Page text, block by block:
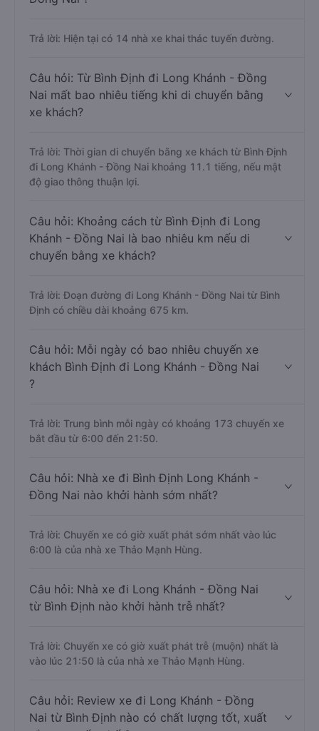
Trả lời: Hiện tại có 14 nhà xe khai thác tuyến đường.
Câu hỏi: Từ Bình Định đi Long Khánh - Đồng
Nai mất bao nhiêu tiếng khi di chuyển bằng
xe khách?
Trả lời: Thời gian di chuyển bằng xe khách từ Bình Định
đi Long Khánh - Đồng Nai khoảng 11.1 tiếng, nếu mật
độ giao thông thuận lợi.
Câu hỏi: Khoảng cách từ Bình Định đi Long
Khánh - Đồng Nai là bao nhiêu km nếu di
chuyển bằng xe khách?
Trả lời: Đoạn đường đi Long Khánh - Đồng Nai từ Bình
Định có chiều dài khoảng 675 km.
Câu hỏi: Mỗi ngày có bao nhiêu chuyến xe
khách Bình Định đi Long Khánh - Đồng Nai
?
Trả lời: Trung bình mỗi ngày có khoảng 173 chuyến xe
bắt đầu từ 6:00 đến 21:50.
Câu hỏi: Nhà xe đi Bình Định Long Khánh -
Đồng Nai nào khởi hành sớm nhất?
Trả lời: Chuyến xe có giờ xuất phát sớm nhất vào lúc
6:00 là của nhà xe Thảo Mạnh Hùng.
Câu hỏi: Nhà xe đi Long Khánh - Đồng Nai
từ Bình Định nào khởi hành trễ nhất?
Trả lời: Chuyến xe có giờ xuất phát trễ (muộn) nhất là
vào lúc 21:50 là của nhà xe Thảo Mạnh Hùng.
Câu hỏi: Review xe đi Long Khánh - Đồng
Nai từ Bình Định nào có chất lượng tốt, xuất